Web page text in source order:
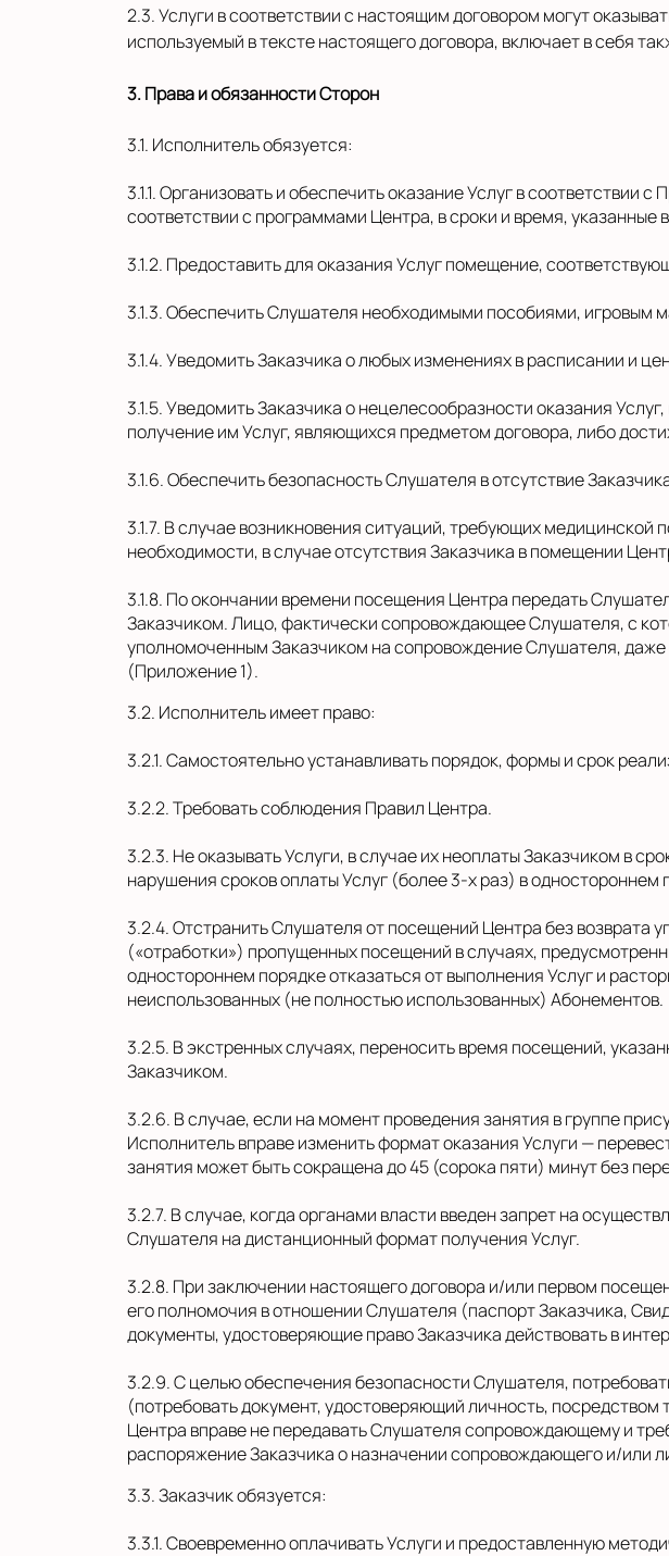
2.3. Услуги в соответствии с настоящим договором могут
используемый в тексте настоящего договора, включает в себя
3. Права и обязанности Сторон
3.1. Исполнитель обязуется:
3.1.1. Организовать и обеспечить оказание Услуг в
соответствии с программами Центра, в сроки и время, указанные
3.1.2. Предоставить для оказания Услуг помещение,
3.1.3. Обеспечить Слушателя необходимыми пособиями, игровым
3.1.4. Уведомить Заказчика о любых изменениях в расписании и
3.1.5. Уведомить Заказчика о нецелесообразности оказания
получение им Услуг, являющихся предметом договора, либо
3.1.6. Обеспечить безопасность Слушателя в отсутствие
3.1.7. В случае возникновения ситуаций, требующих
необходимости, в случае отсутствия Заказчика в помещении
3.1.8. По окончании времени посещения Центра передать
Заказчиком. Лицо, фактически сопровождающее Слушателя, с
уполномоченным Заказчиком на сопровождение Слушателя,
(Приложение 1).
3.2. Исполнитель имеет право:
3.2.1. Самостоятельно устанавливать порядок, формы и срок
3.2.2. Требовать соблюдения Правил Центра.
3.2.3. Не оказывать Услуги, в случае их неоплаты Заказчиком в
нарушения сроков оплаты Услуг (более 3-х раз) в одностороннем
3.2.4. Отстранить Слушателя от посещений Центра без возврата
(«отработки») пропущенных посещений в случаях,
одностороннем порядке отказаться от выполнения Услуг и
неиспользованных (не полностью использованных) Абонементов.
3.2.5. В экстренных случаях, переносить время посещений,
Заказчиком.
3.2.6. В случае, если на момент проведения занятия в группе
Исполнитель вправе изменить формат оказания Услуги —
занятия может быть сокращена до 45 (сорока пяти) минут без
3.2.7. В случае, когда органами власти введен запрет на
Слушателя на дистанционный формат получения Услуг.
3.2.8. При заключении настоящего договора и/или первом
его полномочия в отношении Слушателя (паспорт Заказчика,
документы, удостоверяющие право Заказчика действовать в
3.2.9. С целью обеспечения безопасности Слушателя,
(потребовать документ, удостоверяющий личность,
Центра вправе не передавать Слушателя сопровождающему и
распоряжение Заказчика о назначении сопровождающего и/или
3.3. Заказчик обязуется:
3.3.1. Своевременно оплачивать Услуги и предоставленную